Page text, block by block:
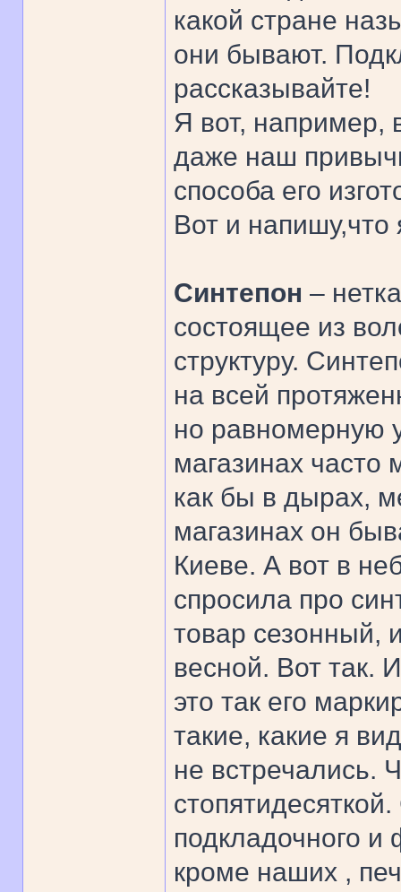
какой стране
они бывают.
рассказывайте!
Я вот, например,
даже наш
способа его
Вот и
Синтепон –
состоящее из
структуру.
на всей
но равномерную
магазинах часто
как бы в дырах,
магазинах он
Киеве. А вот в
спросила про
товар сезонный,
весной. Вот так.
это так его
такие, какие я
не встречались.
подкладочного
кроме наших ,